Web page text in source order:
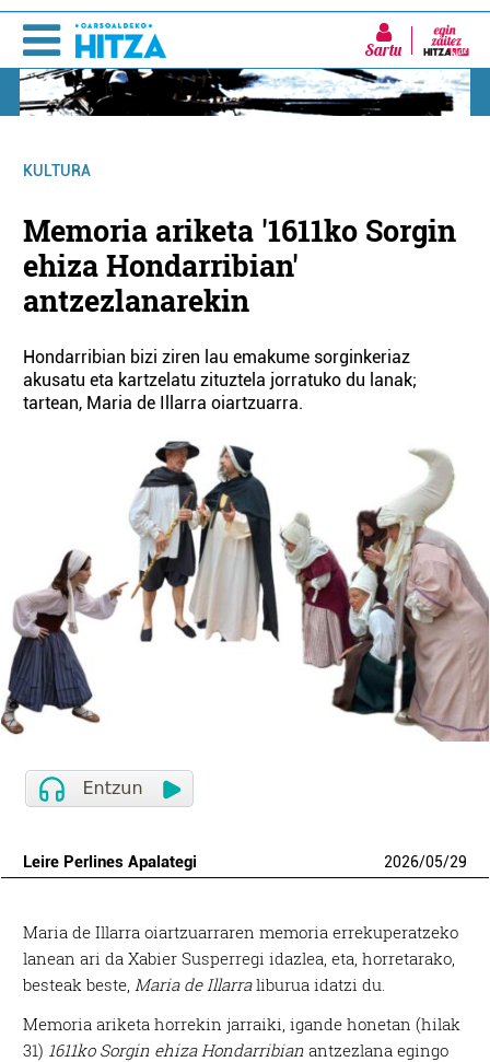
Sartu
KULTURA
Memoria ariketa '1611ko Sorgin
ehiza Hondarribian'
antzezlanarekin
Hondarribian bizi ziren lau emakume sorginkeriaz
akusatu eta kartzelatu zituztela jorratuko du lanak;
tartean, Maria de Illarra oiartzuarra.
Leire Perlines Apalategi 2026/05/29
Maria de Illarra oiartzuarraren memoria errekuperatzeko
lanean ari da Xabier Susperregi idazlea, eta, horretarako,
besteak beste, Maria de Illarraliburua idatzi du.
Memoria ariketa horrekin jarraiki, igande honetan (hilak
31) 1611ko Sorgin ehiza Hondarribianantzezlana egingo